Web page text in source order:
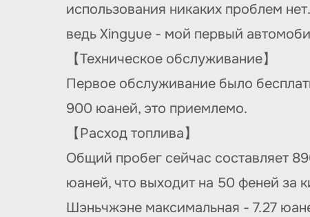
использования никаких проблем
ведь Xingyue - мой первый
【Техническое обслуживание】
Первое обслуживание было
900 юаней, это приемлемо.
【Расход топлива】
Общий пробег сейчас составляет
юаней, что выходит на 50 феней за
Шэньчжэне максимальная - 7.27